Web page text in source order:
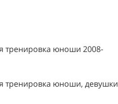
тренировка юноши 2008-
тренировка юноши, девушки